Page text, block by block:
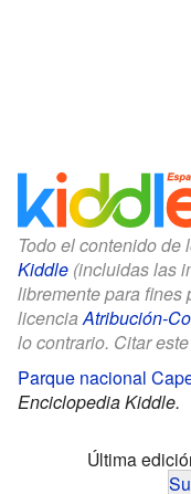
Todo el contenido de
Kiddle (incluidas las
libremente para fines
licenciaAtribución-
lo contrario. Citar
Parque nacional
Enciclopedia Kiddle.
Última